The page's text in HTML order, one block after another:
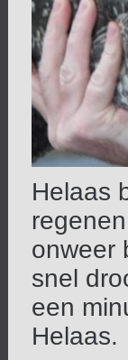
Helaas
onweer
snel
een
Helaas.